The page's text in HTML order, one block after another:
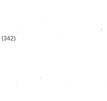
(342)